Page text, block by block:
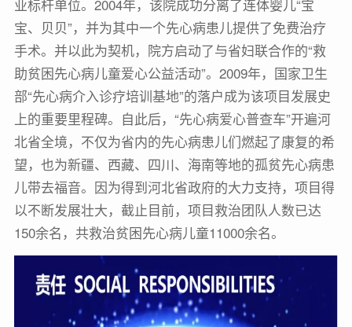
业标杆单位。2004年，该院成功分离了连体婴儿“宝
宝、贝贝”，并为其中一个先心病患儿提供了免费治疗
手术。并以此为契机，院方启动了与省妇联合作的“救
助贫困先心病儿童爱心公益活动”。2009年，国家卫生
部“先心病介入诊疗培训基地”的落户成为该项目发展史
上的重要里程碑。自此后，“先心病爱心普查车”开遍河
北省全境，不仅为省内的先心病患儿们燃起了康复的希
望，也为新疆、西藏、四川、海南等地的孤贫先心病患
儿带去福音。因为得到河北省政府的大力支持，项目得
以不断发展壮大，截止目前，项目救治团队人数已达
150余名，共救治贫困先心病儿童11000余名。